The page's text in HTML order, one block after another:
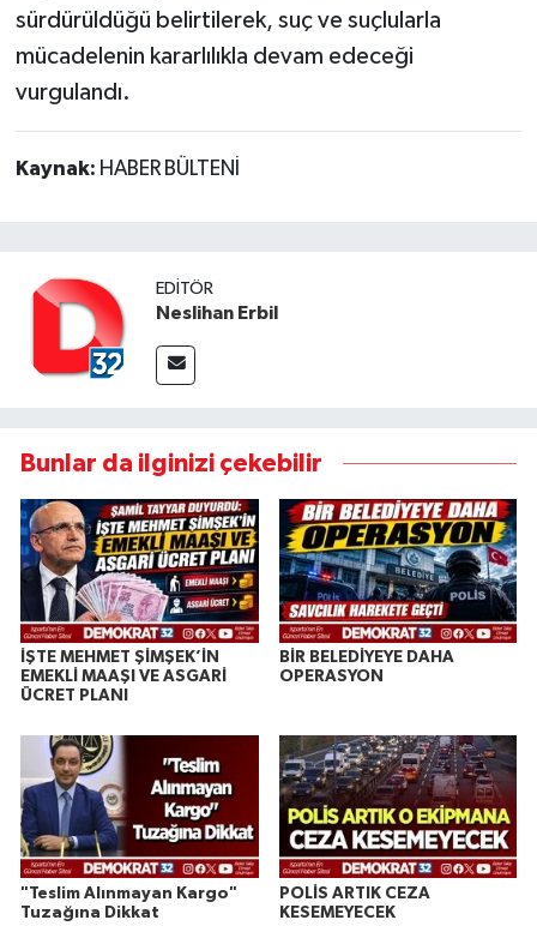
sürdürüldüğü belirtilerek, suç ve suçlularla
mücadelenin kararlılıkla devam edeceği
vurgulandı.
Kaynak: HABER BÜLTENİ
EDITÖR
Neslihan Erbil
Bunlar da ilginizi çekebilir
İŞTE MEHMET ŞİMŞEK’İN
EMEKLİ MAAŞI VE ASGARİ
ÜCRET PLANI
BİR BELEDİYEYE DAHA
OPERASYON
"Teslim Alınmayan Kargo"
Tuzağına Dikkat
POLİS ARTIK CEZA
KESEMEYECEK